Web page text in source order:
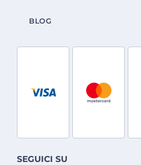
BLOG
SEGUICI SU